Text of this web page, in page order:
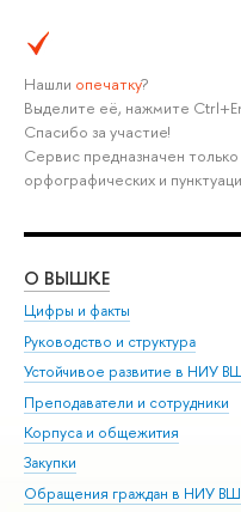
Нашли опечатку?
Выделите её, нажмите
Спасибо за участие!
Сервис предназначен
орфографических и
О ВЫШКЕ
Цифры и факты
Руководство и структура
Устойчивое развитие в НИУ
Преподаватели и сотрудники
Корпуса и общежития
Закупки
Обращения граждан в НИУ